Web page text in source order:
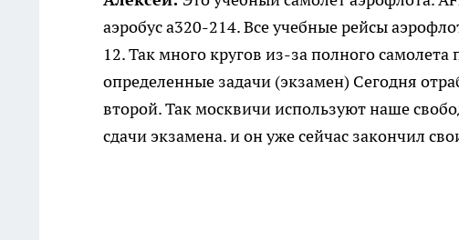
аэробус а320-214. Все учебные рейсы
12. Так много кругов из-за полного
определенные задачи (экзамен) Сегодня
второй. Так москвичи используют наше
сдачи экзамена. и он уже сейчас закончил